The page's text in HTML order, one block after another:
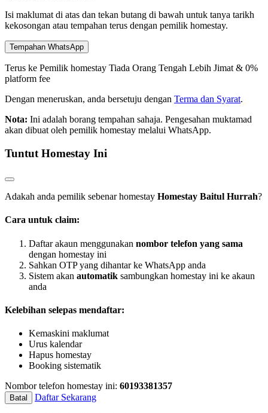
Isi maklumat di atas dan tekan butang di bawah untuk tanya tarikh
kekosongan atau tempahan terus dengan pemilik homestay.
Tempahan WhatsApp
Terus ke Pemilik homestay Tiada Orang Tengah Lebih Jimat & 0%
platform fee
Dengan meneruskan, anda bersetuju dengan Terma dan Syarat.
Nota: Ini adalah borang tempahan sahaja. Pengesahan muktamad
akan dibuat oleh pemilik homestay melalui WhatsApp.
Tuntut Homestay Ini
Adakah anda pemilik sebenar homestay Homestay Baitul Hurrah?
Cara untuk claim:
Daftar akaun menggunakan nombor telefon yang sama
dengan homestay ini
Sahkan OTP yang dihantar ke WhatsApp anda
Sistem akan automatik sambungkan homestay ini ke akaun
anda
Kelebihan selepas mendaftar:
Kemaskini maklumat
Urus kalendar
Hapus homestay
Booking sistematik
Nombor telefon homestay ini: 60193381357
Batal Daftar Sekarang